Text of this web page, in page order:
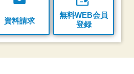
資料請求
無料WEB会員
登録